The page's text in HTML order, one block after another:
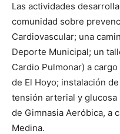
Las actividades
comunidad sobre
Cardiovascular; una
Deporte Municipal; un
Cardio Pulmonar) a
de El Hoyo; instalación
tensión arterial y glucosa
de Gimnasia Aeróbica, a
Medina.